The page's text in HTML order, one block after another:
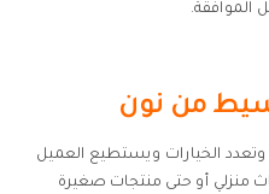
الموافقة.
من نون
وتعدد الخيارات ويستطيع العميل
منزلي أو حتى منتجات صغيرة